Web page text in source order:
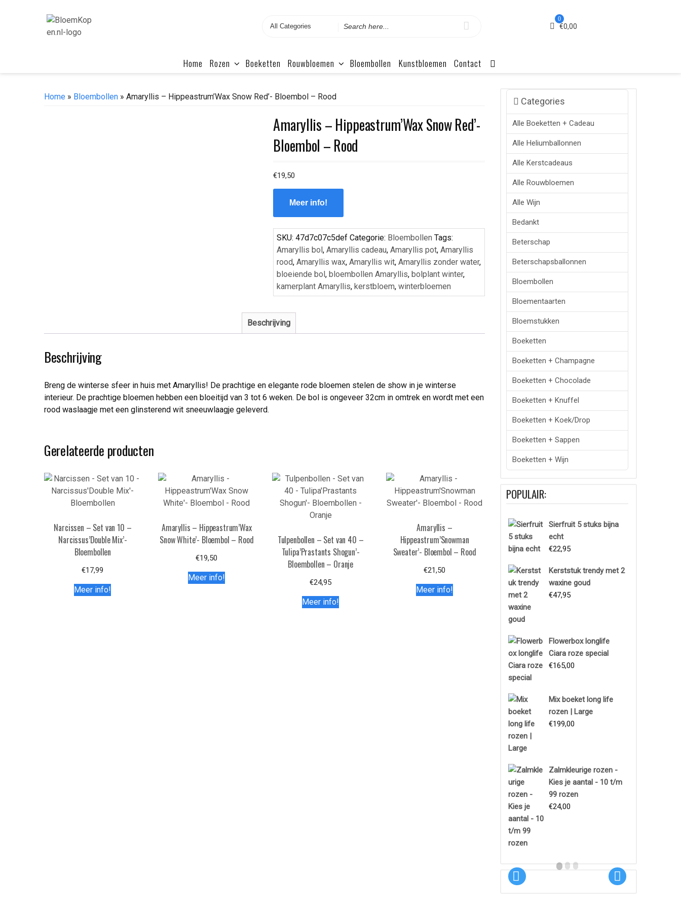
Search
0
€0,00
Home Rozen Boeketten Rouwbloemen Bloembollen Kunstbloemen Contact
Home » Bloembollen » Amaryllis – Hippeastrum’Wax Snow Red’- Bloembol – Rood
Amaryllis – Hippeastrum’Wax Snow Red’-
Bloembol – Rood
€19,50
Meer info!
SKU:47d7c07c5def Categorie: Bloembollen Tags:
Amaryllis bol,Amaryllis cadeau,Amaryllis pot,Amaryllis
rood,Amaryllis wax,Amaryllis wit,Amaryllis zonder water,
bloeiende bol, bloembollen Amaryllis, bolplant winter,
kamerplant Amaryllis, kerstbloem,winterbloemen
Beschrijving
Beschrijving
Breng de winterse sfeer in huis met Amaryllis! De prachtige en elegante rode bloemen stelen de show in je winterse
interieur. De prachtige bloemen hebben een bloeitijd van 3 tot 6 weken. De bol is ongeveer 32cm in omtrek en wordt met een
rood waslaagje met een glinsterend wit sneeuwlaagje geleverd.
Gerelateerde producten
Narcissen – Set van 10 –
Narcissus’Double Mix’-
Bloembollen
€17,99
Meer info!
Amaryllis – Hippeastrum’Wax
Snow White’- Bloembol – Rood
€19,50
Meer info!
Tulpenbollen – Set van 40 –
Tulipa’Prastants Shogun’-
Bloembollen – Oranje
€24,95
Meer info!
Amaryllis –
Hippeastrum’Snowman
Sweater’- Bloembol – Rood
€21,50
Meer info!
Categories
Alle Boeketten + Cadeau
Alle Heliumballonnen
Alle Kerstcadeaus
Alle Rouwbloemen
Alle Wijn
Bedankt
Beterschap
Beterschapsballonnen
Bloembollen
Bloementaarten
Bloemstukken
Boeketten
Boeketten + Champagne
Boeketten + Chocolade
Boeketten + Knuffel
Boeketten + Koek/drop
Boeketten + Sappen
Boeketten + Wijn
POPULAIR:
Sierfruit 5 stuks bijna
echt
€22,95
Kerststuk trendy met 2
waxine goud
€47,95
Flowerbox longlife
Ciara roze special
€165,00
Mix boeket long life
rozen | Large
€199,00
Zalmkleurige rozen -
Kies je aantal - 10 t/m
99 rozen
€24,00
Boeket
Proeftuin